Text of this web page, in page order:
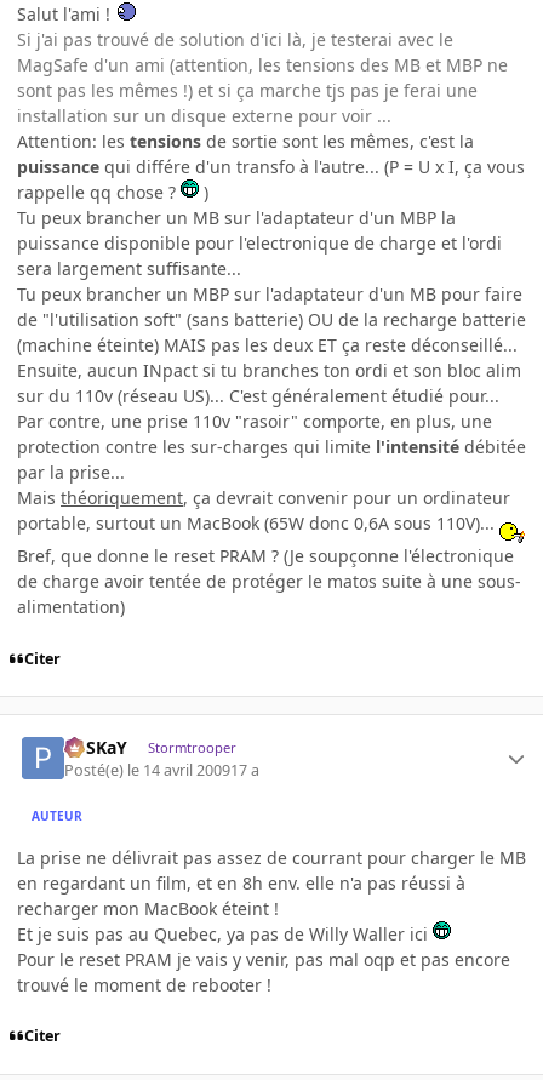
Salut l'ami !
Si j'ai pas trouvé de solution d'ici là, je testerai avec le
MagSafe d'un ami (attention, les tensions des MB et MBP ne
sont pas les mêmes !) et si ça marche tjs pas je ferai une
installation sur un disque externe pour voir ...
Attention: les tensions de sortie sont les mêmes, c'est la
puissance qui différe d'un transfo à l'autre... (P = U x I, ça vous
rappelle qq chose ?
)
Tu peux brancher un MB sur l'adaptateur d'un MBP la
puissance disponible pour l'electronique de charge et l'ordi
sera largement suffisante...
Tu peux brancher un MBP sur l'adaptateur d'un MB pour faire
de "l'utilisation soft" (sans batterie) OU de la recharge batterie
(machine éteinte) MAIS pas les deux ET ça reste déconseillé...
Ensuite, aucun INpact si tu branches ton ordi et son bloc alim
sur du 110v (réseau US)... C'est généralement étudié pour...
Par contre, une prise 110v "rasoir" comporte, en plus, une
protection contre les sur-charges qui limite l'intensité débitée
par la prise...
Mais théoriquement, ça devrait convenir pour un ordinateur
portable, surtout un MacBook (65W donc 0,6A sous 110V)...
Bref, que donne le reset PRAM ? (Je soupçonne l'électronique
de charge avoir tentée de protéger le matos suite à une sous-
alimentation)
Citer
PoSKaY Stormtrooper
Posté(e) le 14 avril 200917 a
AUTEUR
La prise ne délivrait pas assez de courrant pour charger le MB
en regardant un film, et en 8h env. elle n'a pas réussi à
recharger mon MacBook éteint !
Et je suis pas au Quebec, ya pas de Willy Waller ici
Pour le reset PRAM je vais y venir, pas mal oqp et pas encore
trouvé le moment de rebooter !
Citer